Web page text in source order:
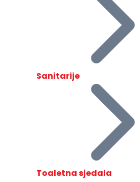
Sanitarije
Toaletna sjedala